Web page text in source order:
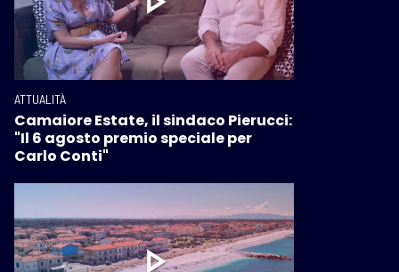
ATTUALITÀ
Camaiore Estate, il sindaco Pierucci:
"Il 6 agosto premio speciale per
Carlo Conti"